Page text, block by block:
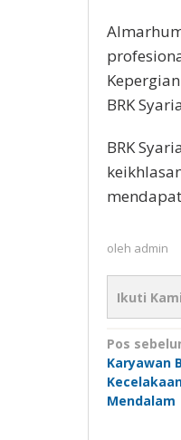
BRK
BRK
oleh admin
Ikuti
pos
Pos
Karyawan
Mendalam